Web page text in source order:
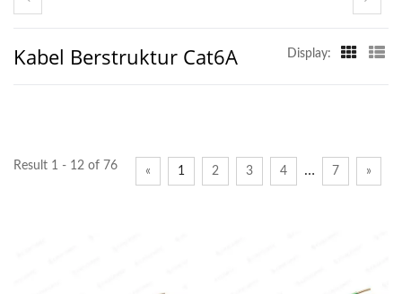
Kabel Berstruktur Cat6A Display:
Result 1 - 12 of 76 « 1 2 3 4 … 7 »